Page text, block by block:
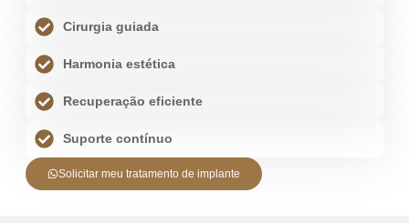
Cirurgia guiada
Harmonia estética
Recuperação eficiente
Suporte contínuo
Solicitar meu tratamento de implante